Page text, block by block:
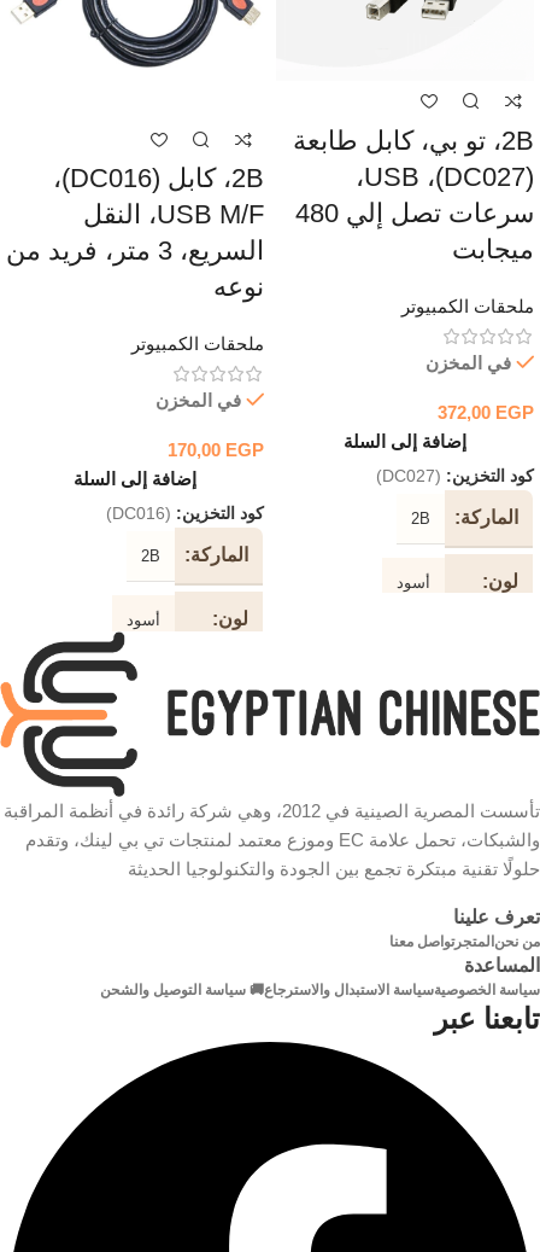
2B، تو بي، كابل طابعة
(DC027)، USB،
سرعات تصل إلي 480
ميجابت
ملحقات الكمبيوتر
في المخزن
372,00 EGP
إضافة إلى السلة
كود التخزين: (DC027)
الماركة 2B
لون أسود
نوع
480 ميجابت في الثانية
شكل
الكابل
دائري
خامة
2B، كابل (DC016)،
USB M/F، النقل
السريع، 3 متر، فريد من
نوعه
ملحقات الكمبيوتر
في المخزن
170,00 EGP
إضافة إلى السلة
كود التخزين: (DC016)
الماركة 2B
لون أسود
الكابل
الكابل
طابعة USB
سرعة
شكل
دائري
تأسست المصرية الصينية في 2012، وهي شركة رائدة في أنظمة المراقبة
والشبكات، تحمل علامة EC وموزع معتمد لمنتجات تي بي لينك، وتقدم
حلولًا تقنية مبتكرة تجمع بين الجودة والتكنولوجيا الحديثة
تعرف علينا
من نحن المتجرتواصل معنا
المساعدة
سياسة الخصوصيةسياسة الاستبدال والاسترجاع🚚 سياسة التوصيل والشحن
تابعنا عبر